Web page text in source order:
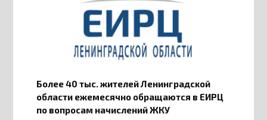
Более 40 тыс. жителей Ленинградской
области ежемесячно обращаются в ЕИРЦ
по вопросам начислений ЖКУ